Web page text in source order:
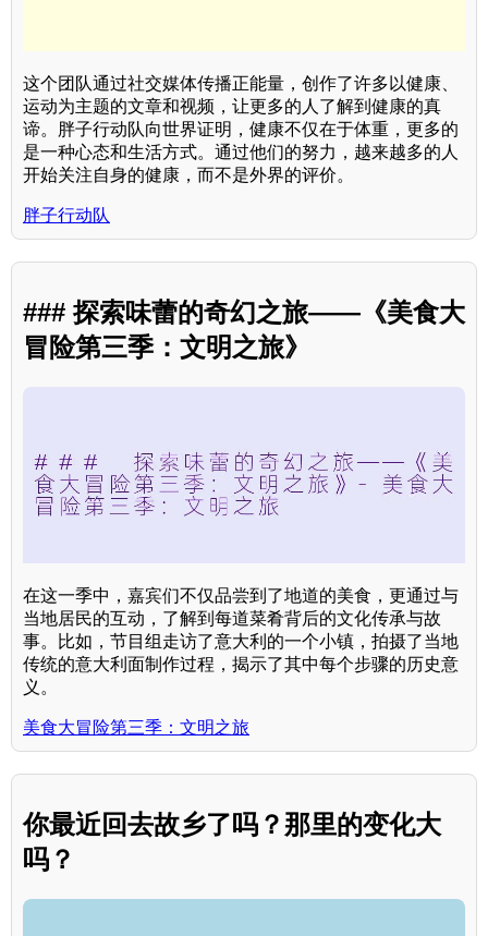
这个团队通过社交媒体传播正能量，创作了许多以健康、
运动为主题的文章和视频，让更多的人了解到健康的真
谛。胖子行动队向世界证明，健康不仅在于体重，更多的
是一种心态和生活方式。通过他们的努力，越来越多的人
开始关注自身的健康，而不是外界的评价。
胖子行动队
### 探索味蕾的奇幻之旅——《美食大
冒险第三季：文明之旅》
在这一季中，嘉宾们不仅品尝到了地道的美食，更通过与
当地居民的互动，了解到每道菜肴背后的文化传承与故
事。比如，节目组走访了意大利的一个小镇，拍摄了当地
传统的意大利面制作过程，揭示了其中每个步骤的历史意
义。
美食大冒险第三季：文明之旅
你最近回去故乡了吗？那里的变化大
吗？